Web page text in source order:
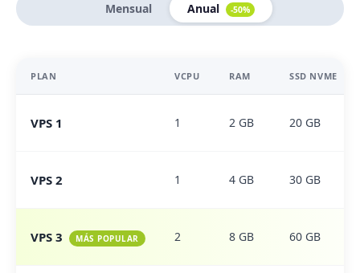
Mensual Anual -50%
PLAN VCPU RAM SSD NVME
VPS 1 1 2 GB 20 GB
VPS 2 1 4 GB 30 GB
VPS 3 MÁS POPULAR 2 8 GB 60 GB